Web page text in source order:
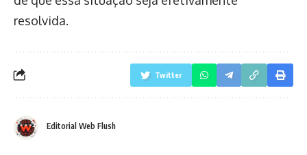
resolvida.
Twitter
Editorial Web Flush